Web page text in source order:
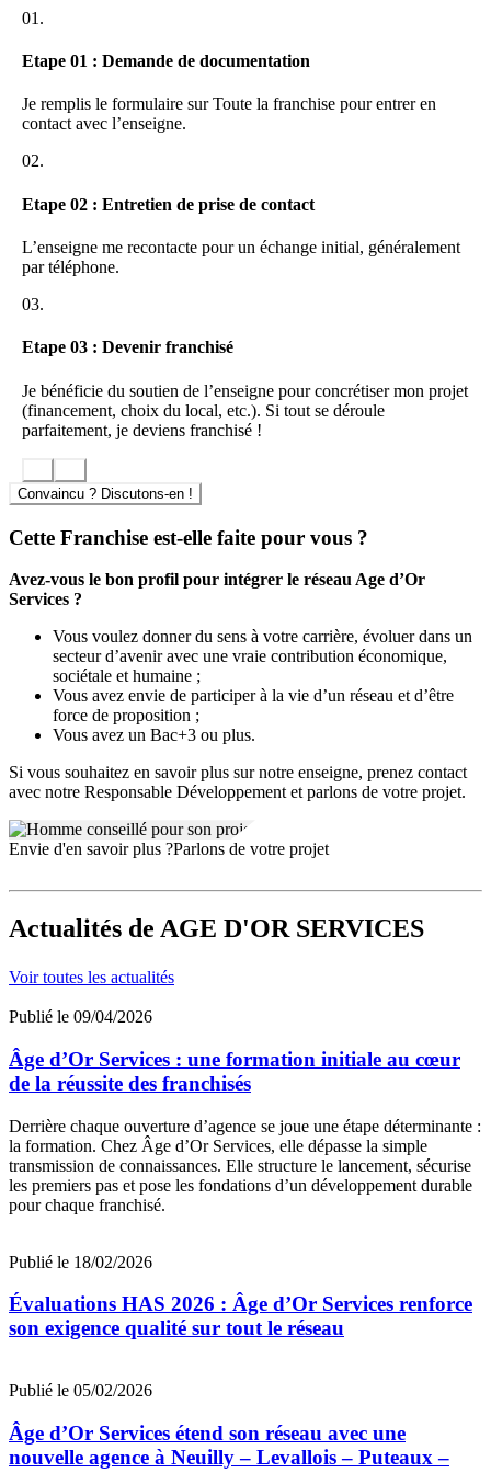
Au cœur du continuum de
l’enseigne Age d’Or Services, portée par près de 80 franchisés sur
une centaine de territoires en 2025, vous offre de très belles
opportunités pour vous investir pleinement dans ce secteur très
dynamique !
jour
En 2030, 23,2% de la population française aura plus de 65
01.
Etape 01 : Demande de documentation
Je remplis le formulaire sur Toute la franchise pour entrer en
contact avec l’enseigne.
02.
Etape 02 : Entretien de prise de contact
L’enseigne me recontacte pour un échange initial, généralement
par téléphone.
03.
Etape 03 : Devenir franchisé
Je bénéficie du soutien de l’enseigne pour concrétiser mon projet
(financement, choix du local, etc.). Si tout se déroule
parfaitement, je deviens franchisé !
Convaincu ? Discutons-en !
Cette Franchise est-elle faite pour vous ?
Avez-vous le bon profil pour intégrer le réseau Age d’Or
Services ?
Vous voulez donner du sens à votre carrière, évoluer dans un
secteur d’avenir avec une vraie contribution économique,
sociétale et humaine ;
Vous avez envie de participer à la vie d’un réseau et d’être
force de proposition ;
Vous avez un Bac+3 ou plus.
Si vous souhaitez en savoir plus sur notre enseigne, prenez contact
avec notre Responsable Développement et parlons de votre projet.
Envie d'en savoir plus ?Parlons de votre projet
Actualités de AGE D'OR SERVICES
Voir toutes les actualités
Publié le 09/04/2026
Âge d’Or Services : une formation initiale au cœur
de la réussite des franchisés
Derrière chaque ouverture d’agence se joue une étape déterminante :
la formation. Chez Âge d’Or Services, elle dépasse la simple
transmission de connaissances. Elle structure le lancement, sécurise
les premiers pas et pose les fondations d’un développement durable
pour chaque franchisé.
Publié le 18/02/2026
Évaluations HAS 2026 : Âge d’Or Services renforce
son exigence qualité sur tout le réseau
Publié le 05/02/2026
Âge d’Or Services étend son réseau avec une
nouvelle agence à Neuilly – Levallois – Puteaux –